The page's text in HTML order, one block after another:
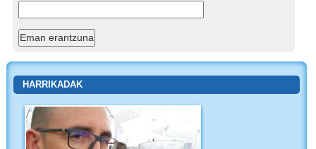
HARRIKADAK